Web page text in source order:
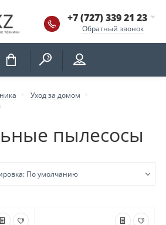
+7 (727) 339 21 23
Обратный звонок
КОРЗИНА
Уход за домом
пылесосы
По умолчанию